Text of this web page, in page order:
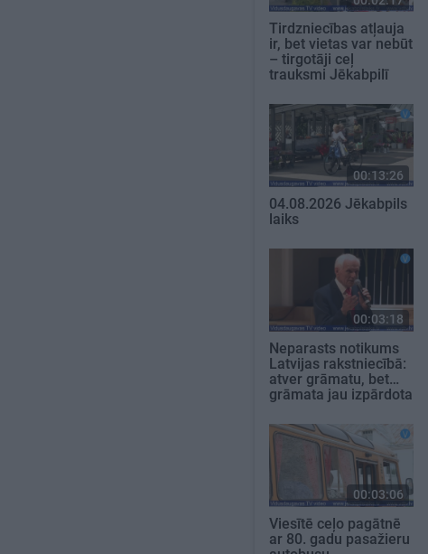
Tirdzniecības atļauja
ir, bet vietas var nebūt
– tirgotāji ceļ
trauksmi Jēkabpilī
00:13:26
04.08.2026 Jēkabpils
laiks
00:03:18
Neparasts notikums
Latvijas rakstniecībā:
atver grāmatu, bet…
grāmata jau izpārdota
00:03:06
Viesītē ceļo pagātnē
ar 80. gadu pasažieru